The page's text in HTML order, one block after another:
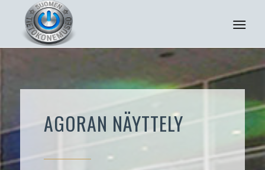
AGORAN NÄYTTELY